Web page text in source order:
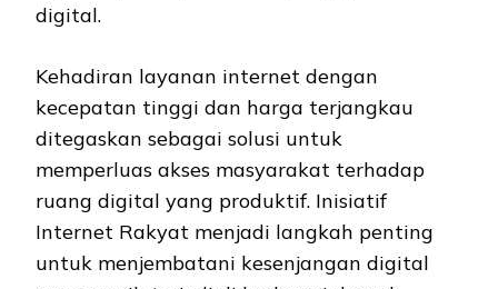
digital.
Kehadiran layanan internet dengan
kecepatan tinggi dan harga terjangkau
ditegaskan sebagai solusi untuk
memperluas akses masyarakat terhadap
ruang digital yang produktif. Inisiatif
Internet Rakyat menjadi langkah penting
untuk menjembatani kesenjangan digital